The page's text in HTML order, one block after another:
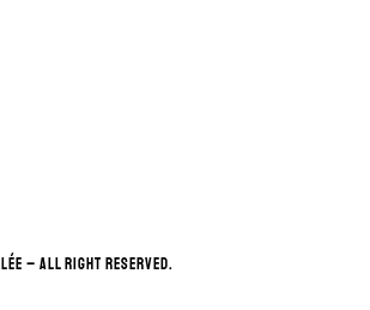
– ALL RIGHT RESERVED.